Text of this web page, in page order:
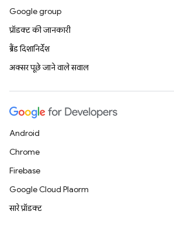
Google group
प्रॉडक्ट की जानकारी
ब्रैंड दिशानिर्देश
अक्सर पूछे जाने वाले सवाल
Android
Chrome
Firebase
Google Cloud Platform
सारे प्रॉडक्ट